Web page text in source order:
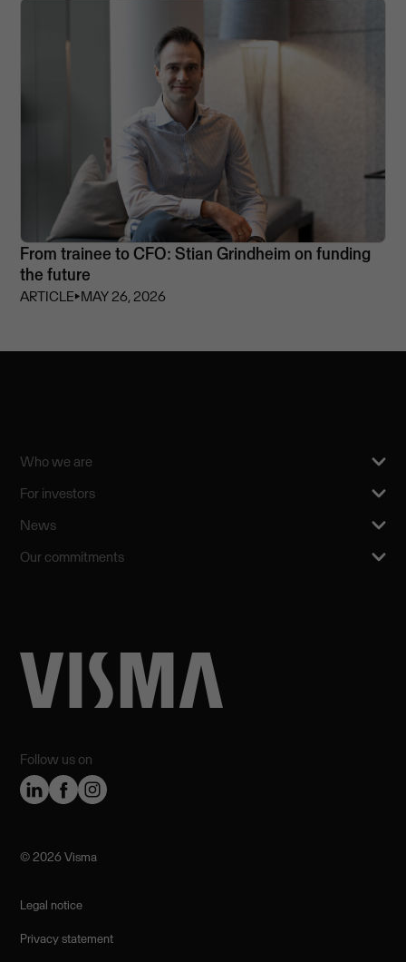
From trainee to CFO: Stian Grindheim on funding
the future
ARTICLE⏵MAY 26, 2026
Follow us on
Who we are
For investors
News
Our commitments
©️ 2026 Visma
Legal notice
Privacy statement